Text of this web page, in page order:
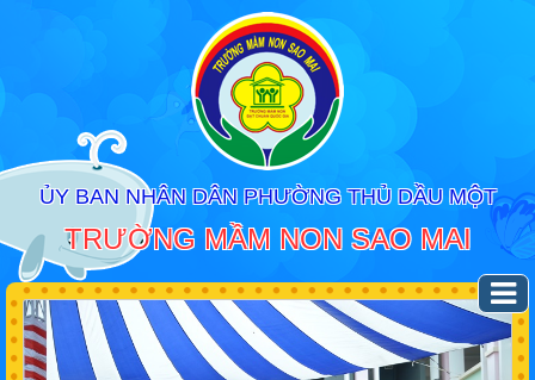
ỦY BAN NHÂN DÂN PHƯỜNG THỦ DẦU MỘT
TRƯỜNG MẦM NON SAO MAI